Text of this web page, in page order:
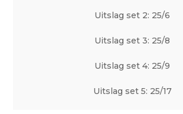
Uitslag set 2: 25/6
Uitslag set 3: 25/8
Uitslag set 4: 25/9
Uitslag set 5: 25/17